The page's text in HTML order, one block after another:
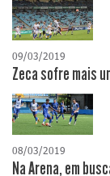
09/03/2019
Zeca sofre mais
08/03/2019
Na Arena, em